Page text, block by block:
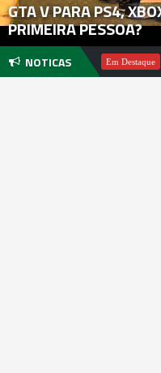
GTA V PARA PS4,
PRIMEIRA PESSOA?
NOTICAS
Pachter Em Destaque